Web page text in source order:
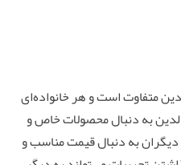
متفاوت است و هر خانواده‌ای
به دنبال محصولات خاص و
به دنبال قیمت مناسب و